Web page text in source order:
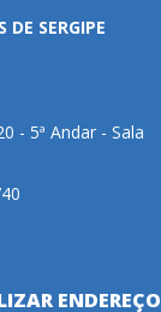
DE SERGIPE
- 5ª Andar - Sala
ENDEREÇO